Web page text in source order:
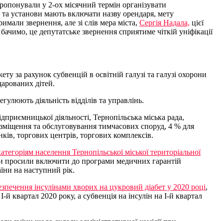
у 2-ох місячний термін організувати
установи мають включати назву орендаря, мету
звернення, але зі слів мера міста, Сергія Надала, цієї
це депутатське звернення сприятиме чіткій уніфікації
за рахунок субвенцій в освітній галузі та галузі охорони
дітей.
діяльність відділів та управлінь.
діяльності, Тернопільська міська рада,
та обслуговування тимчасових споруд, 4 % для
торгових центрів, торгових комплексів.
населення Тернопільської міської територіальної
просили включити до програми медичних гарантій
на наступний рік.
інсулінами хворих на цукровий діабет у 2020 році,
квартал 2020 року, а субвенція на інсулін на І-й квартал